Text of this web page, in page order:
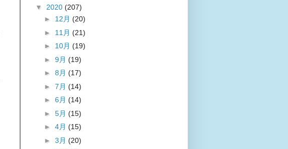
▼ 2020 (207)
► 12月 (20)
► 11月 (21)
► 10月 (19)
► 9月 (19)
► 8月 (17)
► 7月 (14)
► 6月 (14)
► 5月 (15)
► 4月 (15)
► 3月 (20)